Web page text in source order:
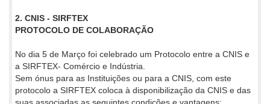
2. CNIS - SIRFTEX
PROTOCOLO DE COLABORAÇÃO
No dia 5 de Março foi celebrado um Protocolo entre a CNIS e
a SIRFTEX- Comércio e Indústria.
Sem ónus para as Instituições ou para a CNIS, com este
protocolo a SIRFTEX coloca à disponibilização da CNIS e das